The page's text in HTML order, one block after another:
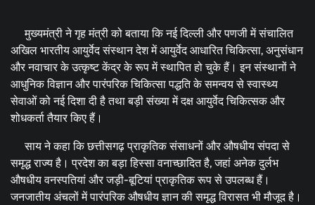
मुख्यमंत्री ने गृह मंत्री को बताया कि नई दिल्ली और पणजी में संचालित
अखिल भारतीय आयुर्वेद संस्थान देश में आयुर्वेद आधारित चिकित्सा, अनुसंधान
और नवाचार के उत्कृष्ट केंद्र के रूप में स्थापित हो चुके हैं। इन संस्थानों ने
आधुनिक विज्ञान और पारंपरिक चिकित्सा पद्धति के समन्वय से स्वास्थ्य
सेवाओं को नई दिशा दी है तथा बड़ी संख्या में दक्ष आयुर्वेद चिकित्सक और
शोधकर्ता तैयार किए हैं।
साय ने कहा कि छत्तीसगढ़ प्राकृतिक संसाधनों और औषधीय संपदा से
समृद्ध राज्य है। प्रदेश का बड़ा हिस्सा वनाच्छादित है, जहां अनेक दुर्लभ
औषधीय वनस्पतियां और जड़ी-बूटियां प्राकृतिक रूप से उपलब्ध हैं।
जनजातीय अंचलों में पारंपरिक औषधीय ज्ञान की समृद्ध विरासत भी मौजूद है।